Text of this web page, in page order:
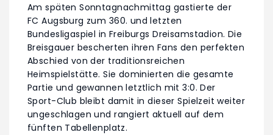
Am späten Sonntagnachmittag gastierte der
FC Augsburg zum 360. und letzten
Bundesligaspiel in Freiburgs Dreisamstadion. Die
Breisgauer bescherten ihren Fans den perfekten
Abschied von der traditionsreichen
Heimspielstätte. Sie dominierten die gesamte
Partie und gewannen letztlich mit 3:0. Der
Sport-Club bleibt damit in dieser Spielzeit weiter
ungeschlagen und rangiert aktuell auf dem
fünften Tabellenplatz.